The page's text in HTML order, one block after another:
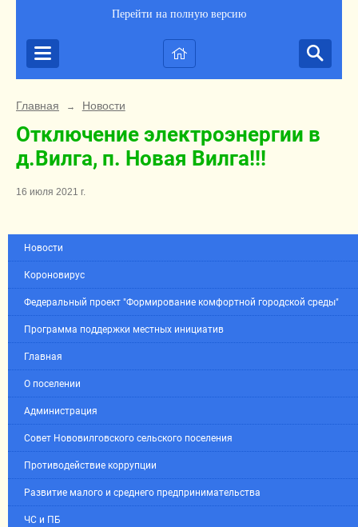
Перейти на полную версию
Главная → Новости
Отключение электроэнергии в
д.Вилга, п. Новая Вилга!!!
16 июля 2021 г.
Новости
Короновирус
Федеральный проект "Формирование комфортной городской среды"
Программа поддержки местных инициатив
Главная
О поселении
Администрация
Совет Нововилговского сельского поселения
Противодействие коррупции
Развитие малого и среднего предпринимательства
ЧС и ПБ